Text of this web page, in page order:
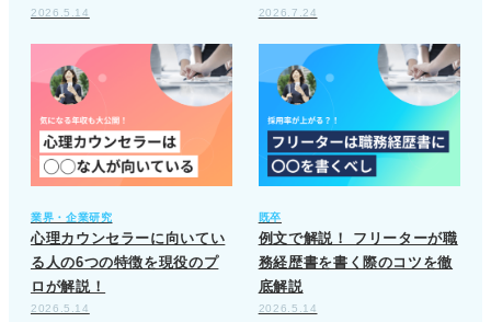
2026.5.14 2026.7.24
業界・企業研究
心理カウンセラーに向いてい
る人の6つの特徴を現役のプ
ロが解説！
2026.5.14
既卒
例文で解説！ フリーターが職
務経歴書を書く際のコツを徹
底解説
2026.5.14